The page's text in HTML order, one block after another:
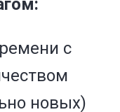
с
новых)